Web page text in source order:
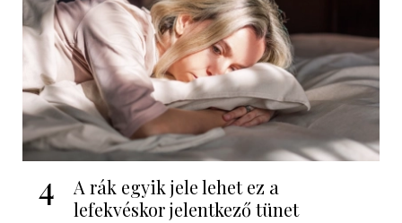
4
A rák egyik jele lehet ez a
lefekvéskor jelentkező tünet